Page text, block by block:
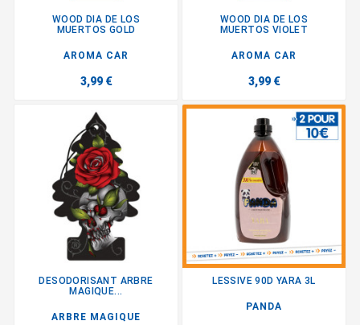
WOOD DIA DE LOS
MUERTOS GOLD
AROMA CAR
3,99 €
WOOD DIA DE LOS
MUERTOS VIOLET
AROMA CAR
3,99 €
DESODORISANT ARBRE
MAGIQUE...
ARBRE MAGIQUE
LESSIVE 90D YARA 3L
PANDA